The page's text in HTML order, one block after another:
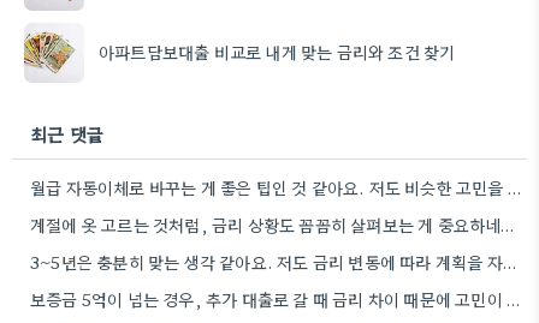
아파트담보대출 비교로 내게 맞는 금리와 조건 찾기
최근 댓글
월급 자동이체로 바꾸는 게 좋은 팁인 것 같아요. 저도 비슷한 고민을 하고 있는데, 실제로 금리…
계절에 옷 고르는 것처럼, 금리 상황도 꼼꼼히 살펴보는 게 중요하네요. 특히 장기적으로 대출을 할 때는…
3~5년은 충분히 맞는 생각 같아요. 저도 금리 변동에 따라 계획을 자주 수정하다 보니, 장기적인 관점에서…
보증금 5억이 넘는 경우, 추가 대출로 갈 때 금리 차이 때문에 고민이 많아지네요.